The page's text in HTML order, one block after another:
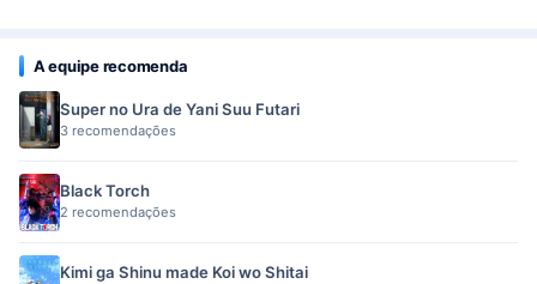
A equipe recomenda
Super no Ura de Yani Suu Futari
3 recomendações
Black Torch
2 recomendações
Kimi ga Shinu made Koi wo Shitai